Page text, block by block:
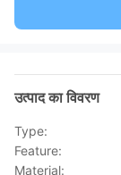
उत्पाद का विवरण
Type:
Feature:
Material: